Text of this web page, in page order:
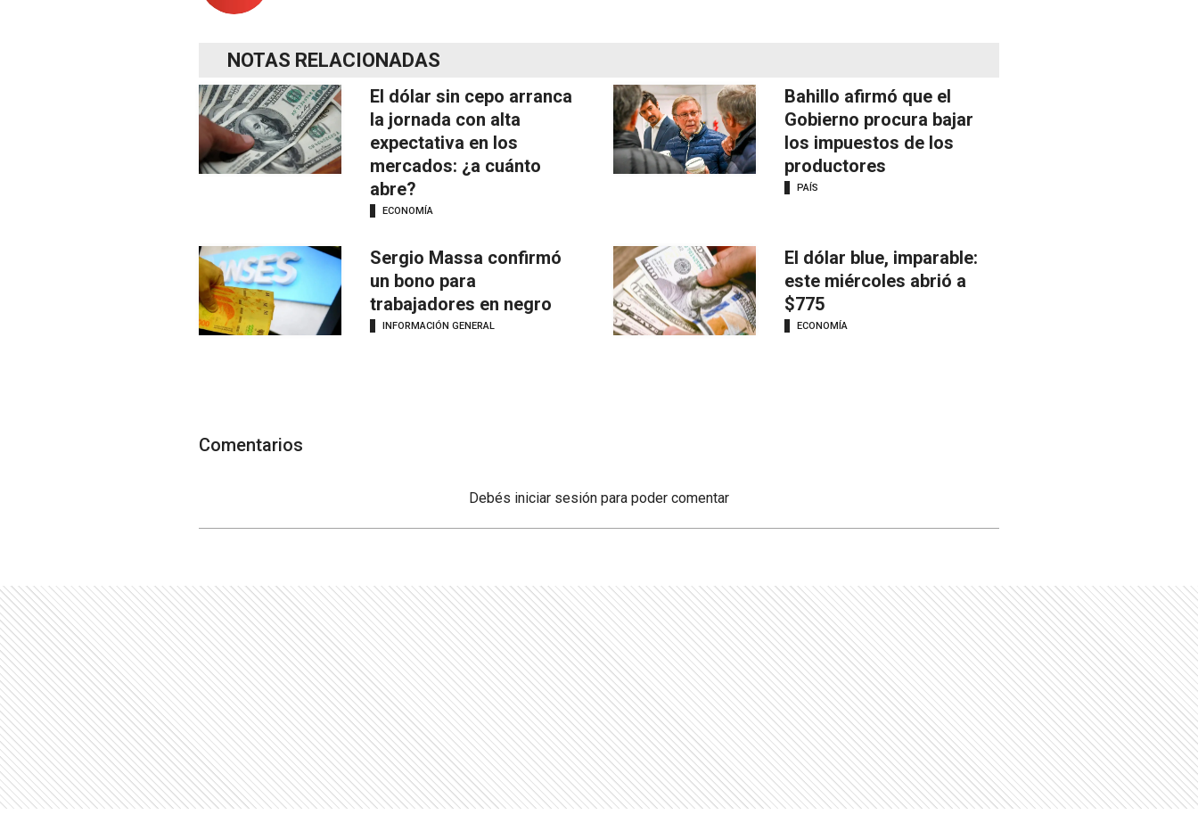
NOTAS RELACIONADAS
El dólar sin cepo arranca
la jornada con alta
expectativa en los
mercados: ¿a cuánto
abre?
ECONOMÍA
Bahillo afirmó que el
Gobierno procura bajar
los impuestos de los
productores
PAÍS
Sergio Massa confirmó
un bono para
trabajadores en negro
INFORMACIÓN GENERAL
El dólar blue, imparable:
este miércoles abrió a
$775
ECONOMÍA
Comentarios
Debés iniciar sesión para poder comentar